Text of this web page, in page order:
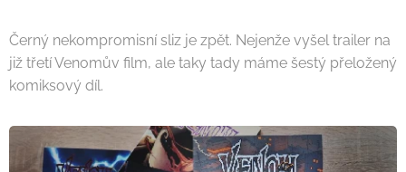
Černý nekompromisní sliz je zpět. Nejenže vyšel trailer na
již třetí Venomův film, ale taky tady máme šestý přeložený
komiksový díl.